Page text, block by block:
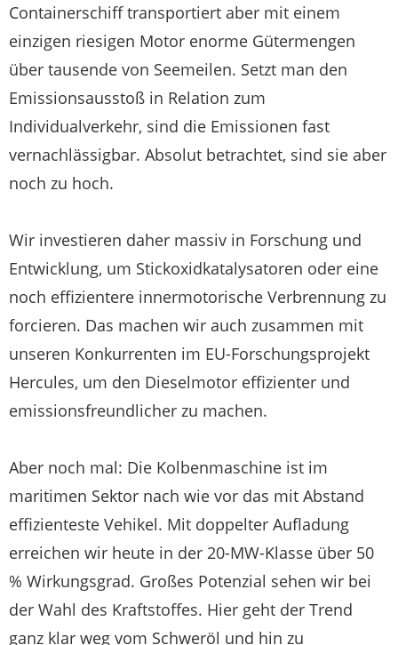
Containerschiff transportiert aber mit einem
einzigen riesigen Motor enorme Gütermengen
über tausende von Seemeilen. Setzt man den
Emissionsausstoß in Relation zum
Individualverkehr, sind die Emissionen fast
vernachlässigbar. Absolut betrachtet, sind sie aber
noch zu hoch.
Wir investieren daher massiv in Forschung und
Entwicklung, um Stickoxidkatalysatoren oder eine
noch effizientere innermotorische Verbrennung zu
forcieren. Das machen wir auch zusammen mit
unseren Konkurrenten im EU-Forschungsprojekt
Hercules, um den Dieselmotor effizienter und
emissionsfreundlicher zu machen.
Aber noch mal: Die Kolbenmaschine ist im
maritimen Sektor nach wie vor das mit Abstand
effizienteste Vehikel. Mit doppelter Aufladung
erreichen wir heute in der 20-MW-Klasse über 50
% Wirkungsgrad. Großes Potenzial sehen wir bei
der Wahl des Kraftstoffes. Hier geht der Trend
ganz klar weg vom Schweröl und hin zu